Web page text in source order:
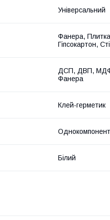
Універсальний
Фанера,
Гіпсокартон,
ДСП, ДВП, МДФ,
Фанера
Клей-герметик
Білий